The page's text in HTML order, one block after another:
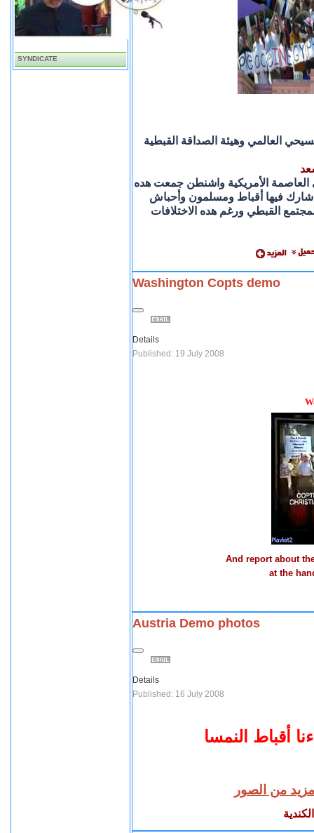
SYNDICATE
العالمي وهيئة الصداقة القبطية
الأمريكية واشنطن جمعت هده
شارك فيها أقباط ومسلمون وأحباش
القبطي ورغم هده الاختلافات
Washington Copts demo
Details
Published: 19 July 2008
And report about
at the
Austria Demo photos
Details
Published: 16 July 2008
أقباط النمسا
من الصور